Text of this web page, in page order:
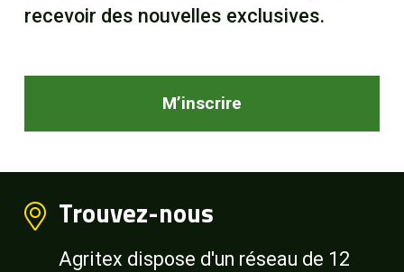
recevoir des nouvelles exclusives.
M’inscrire
Trouvez-nous
Agritex dispose d'un réseau de 12